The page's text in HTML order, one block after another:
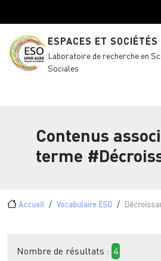
ESPACES ET SOCIÉTÉS
Laboratoire de recherche en
Sociales
Contenus
terme
Fil d'Ariane
Accueil Vocabulaire ESO
Nombre de résultats : 4